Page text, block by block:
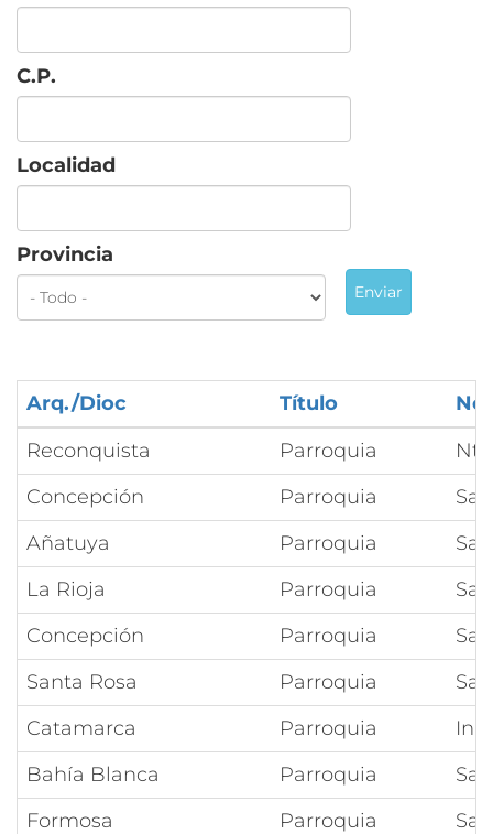
C.P.
Localidad
Provincia
Enviar
Arq./Dioc Título
Reconquista
Parroquia
Concepción
Parroquia
Añatuya
Parroquia
La Rioja
Parroquia
Concepción
Parroquia
Santa Rosa
Parroquia
Catamarca
Parroquia
Bahía Blanca
Parroquia
Formosa
Parroquia